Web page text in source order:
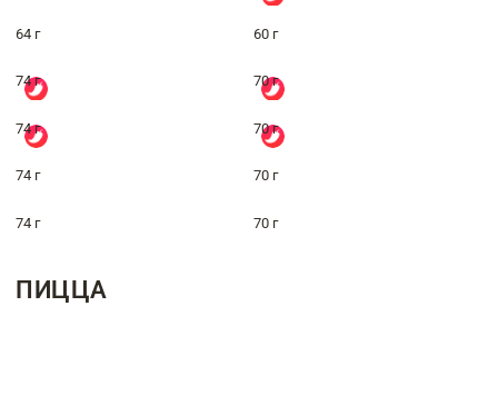
64 г 60 г
74 г 70 г
74 г 70 г
74 г 70 г
74 г 70 г
ПИЦЦА